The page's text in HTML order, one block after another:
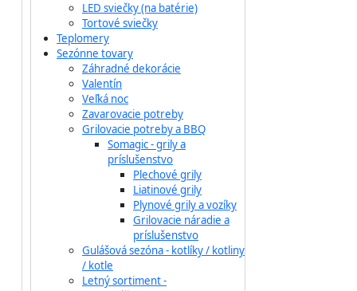
LED sviečky (na batérie)
Tortové sviečky
Teplomery
Sezónne tovary
Záhradné dekorácie
Valentín
Veľká noc
Zavarovacie potreby
Grilovacie potreby a BBQ
Somagic - grily a
príslušenstvo
Plechové grily
Liatinové grily
Plynové grily a vozíky
Grilovacie náradie a
príslušenstvo
Gulášová sezóna - kotlíky / kotliny
/ kotle
Letný sortiment -